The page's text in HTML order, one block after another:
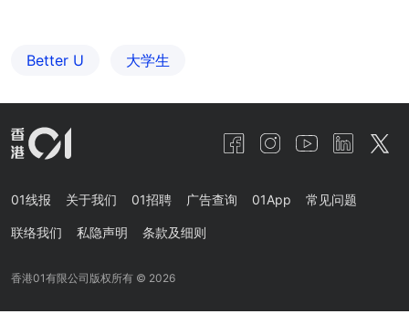
Better U 大学生
01线报 关于我们 01招聘 广告查询 01App 常见问题
联络我们 私隐声明 条款及细则
香港01有限公司版权所有 © 2026